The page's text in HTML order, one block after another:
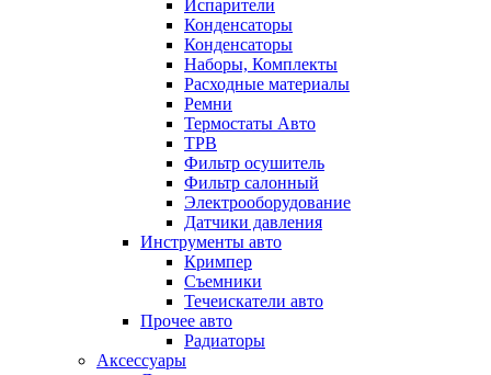
Испарители
Конденсаторы
Конденсаторы
Наборы, Комплекты
Расходные материалы
Ремни
Термостаты Авто
ТРВ
Фильтр осушитель
Фильтр салонный
Электрооборудование
Датчики давления
Инструменты авто
Кримпер
Съемники
Течеискатели авто
Прочее авто
Радиаторы
Аксессуары